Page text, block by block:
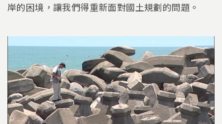
岸的困境，讓我們得重新面對國土規劃的問題。